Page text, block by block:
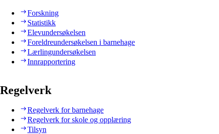
Forskning
Statistikk
Elevundersøkelsen
Foreldreundersøkelsen i barnehage
Lærlingundersøkelsen
Innrapportering
Regelverk
Regelverk for barnehage
Regelverk for skole og opplæring
Tilsyn